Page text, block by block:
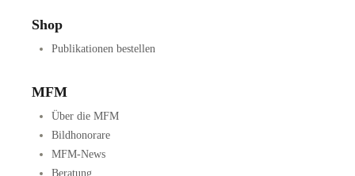
Shop
Publikationen bestellen
MFM
Über die MFM
Bildhonorare
MFM-News
Beratung